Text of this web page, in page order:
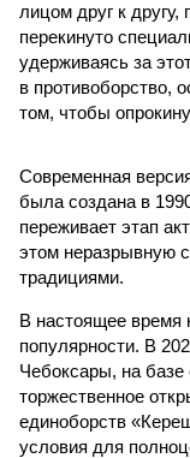
лицом друг к другу,
перекинуто
удерживаясь за
в противоборство,
том, чтобы
Современная
была создана в
переживает этап
этом неразрывную
традициями.
В настоящее время
популярности. В
Чебоксары, на
торжественное
единоборств
условия для